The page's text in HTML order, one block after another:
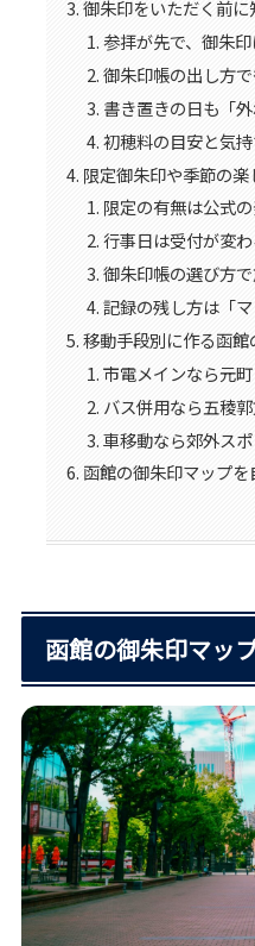
御朱印をいただく前
参拝が先で、御朱
御朱印帳の出し方
書き置きの日も「
初穂料の目安と気
限定御朱印や季節の
限定の有無は公式
行事日は受付が変
御朱印帳の選び方
記録の残し方は「
移動手段別に作る函
市電メインなら元
バス併用なら五稜
車移動なら郊外ス
函館の御朱印マップ
函館の御朱印マッ